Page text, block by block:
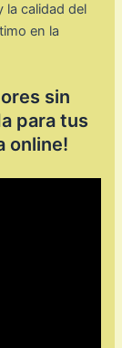
la calidad del
en la
sin
para tus
online!